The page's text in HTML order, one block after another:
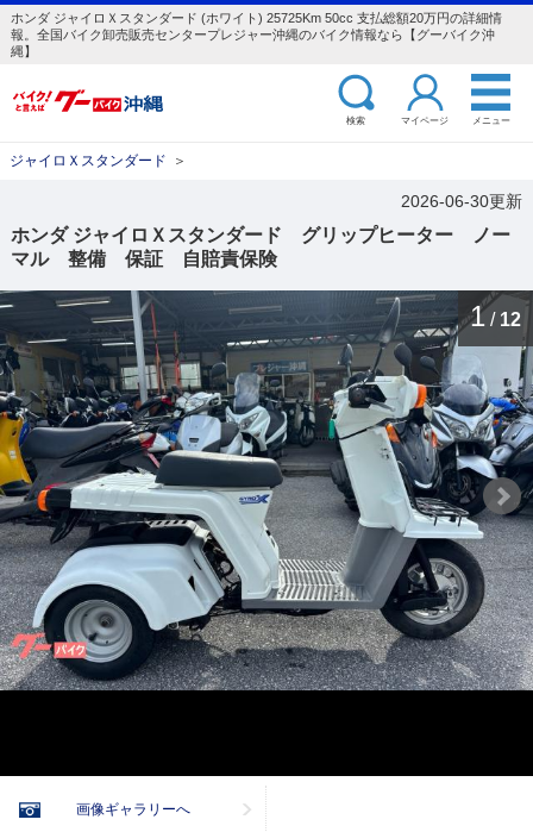
ホンダ ジャイロＸスタンダード (ホワイト) 25725Km 50cc 支払総額20万円の詳細情
報。全国バイク卸売販売センタープレジャー沖縄のバイク情報なら【グーバイク沖
縄】
検索 マイページ メニュー
ジャイロＸスタンダード ＞
2026-06-30更新
ホンダ ジャイロＸスタンダード グリップヒーター ノー
マル 整備 保証 自賠責保険
1 / 12
画像ギャラリーへ